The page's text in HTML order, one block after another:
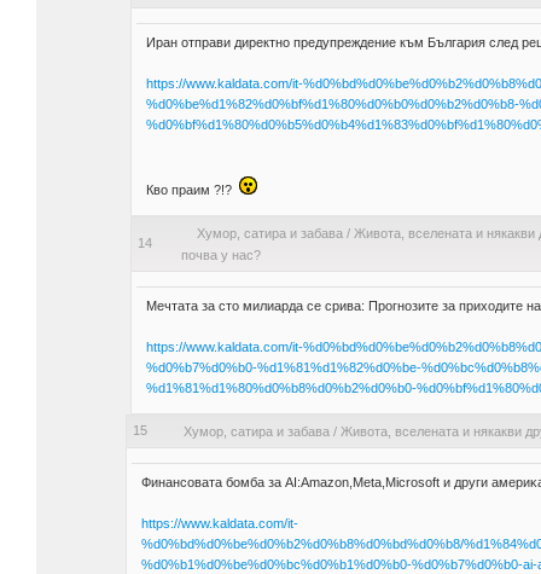
Иран отправи директно предупреждение към България след
https://www.kaldata.com/it-
%d0%be%d1%82%d0%bf%d1%80%d0%b0%d0%b2%d0%b8-
Кво праим ?!?
14
Хумор, сатира и забава / Живота, вселената и някакви
почва у нас?
Мечтата за сто милиарда се срива: Прогнозите за приходите
https://www.kaldata.com/it-
%d0%b7%d0%b0-%d1%81%d1%82%d0%be-
%d1%81%d1%80%d0%b8%d0%b2%d0%b0-
15 Хумор, сатира и забава / Живота, вселената и някакви
Финaнcoвaтa бoмбa зa АІ:Аmаzоn,Меtа,Mісrоѕоft и дpyги
https://www.kaldata.com/it-
%d0%bd%d0%be%d0%b2%d0%b8%d0%bd%d0%b8/
%d0%b1%d0%be%d0%bc%d0%b1%d0%b0-%d0%b7%d0%b0-